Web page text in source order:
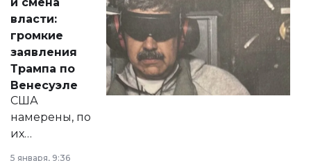
политических
реформах до
вопросов армии,
экономики и
личного здоровья.
власти:
громкие
заявления
Трампа по
Венесуэле
США
намерены, по
их
5 января, 9:36